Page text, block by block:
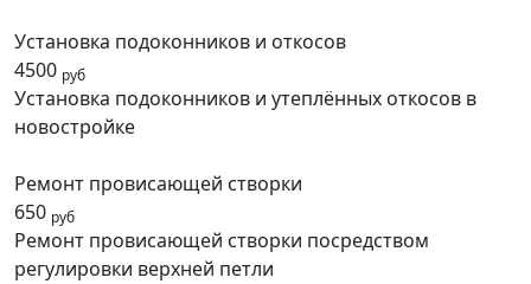
Установка подоконников и откосов
4500 руб
Установка подоконников и утеплённых откосов в
новостройке
Ремонт провисающей створки
650 руб
Ремонт провисающей створки посредством
регулировки верхней петли